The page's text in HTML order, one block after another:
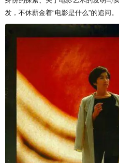
发，不休薪金着“电影是什么”的追问。